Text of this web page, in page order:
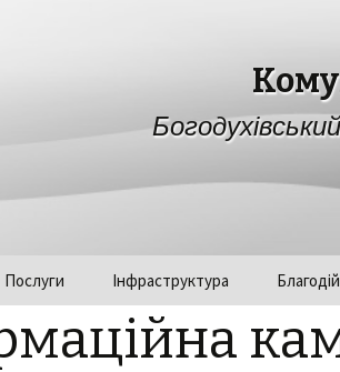
Послуги Інфраструктура